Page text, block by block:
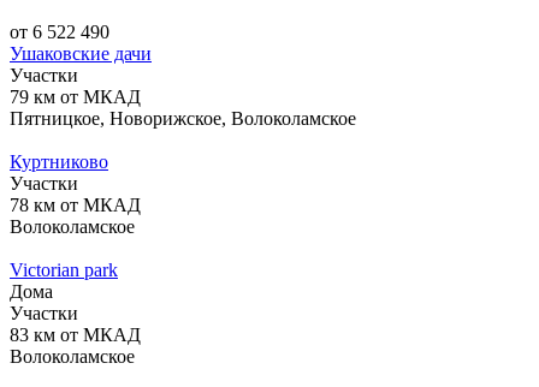
от 6 522 490
Ушаковские дачи
Участки
79 км от МКАД
Пятницкое, Новорижское, Волоколамское
Куртниково
Участки
78 км от МКАД
Волоколамское
Victorian park
Дома
Участки
83 км от МКАД
Волоколамское